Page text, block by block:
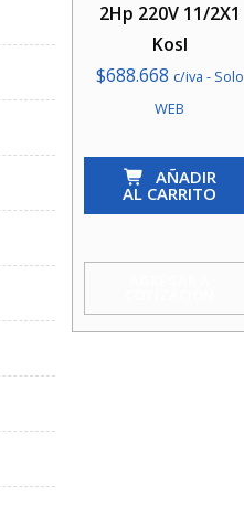
2Hp 220V 11/2X1
Kosl
$688.668 c/iva - Solo
WEB
Bomba
2Cpm
2Hp
AÑADIR
AL CARRITO